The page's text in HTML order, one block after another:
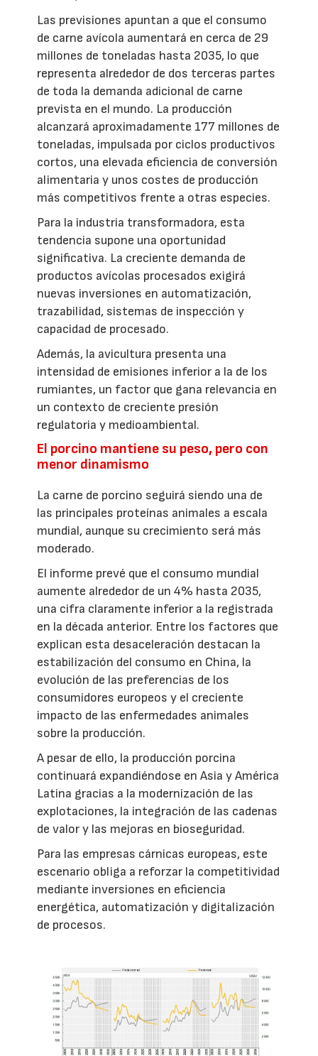
Las previsiones apuntan a que el consumo
de carne avícola aumentará en cerca de 29
millones de toneladas hasta 2035, lo que
representa alrededor de dos terceras partes
de toda la demanda adicional de carne
prevista en el mundo. La producción
alcanzará aproximadamente 177 millones de
toneladas, impulsada por ciclos productivos
cortos, una elevada eficiencia de conversión
alimentaria y unos costes de producción
más competitivos frente a otras especies.
Para la industria transformadora, esta
tendencia supone una oportunidad
significativa. La creciente demanda de
productos avícolas procesados exigirá
nuevas inversiones en automatización,
trazabilidad, sistemas de inspección y
capacidad de procesado.
Además, la avicultura presenta una
intensidad de emisiones inferior a la de los
rumiantes, un factor que gana relevancia en
un contexto de creciente presión
regulatoria y medioambiental.
El porcino mantiene su peso, pero con
menor dinamismo
La carne de porcino seguirá siendo una de
las principales proteínas animales a escala
mundial, aunque su crecimiento será más
moderado.
El informe prevé que el consumo mundial
aumente alrededor de un 4% hasta 2035,
una cifra claramente inferior a la registrada
en la década anterior. Entre los factores que
explican esta desaceleración destacan la
estabilización del consumo en China, la
evolución de las preferencias de los
consumidores europeos y el creciente
impacto de las enfermedades animales
sobre la producción.
A pesar de ello, la producción porcina
continuará expandiéndose en Asia y América
Latina gracias a la modernización de las
explotaciones, la integración de las cadenas
de valor y las mejoras en bioseguridad.
Para las empresas cárnicas europeas, este
escenario obliga a reforzar la competitividad
mediante inversiones en eficiencia
energética, automatización y digitalización
de procesos.